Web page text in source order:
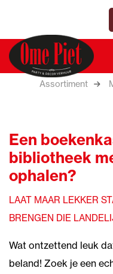
Assortiment
Een
bibliotheek
ophalen?
LAAT MAAR LEKKER
BRENGEN DIE
Wat ontzettend leuk
beland! Zoek je een